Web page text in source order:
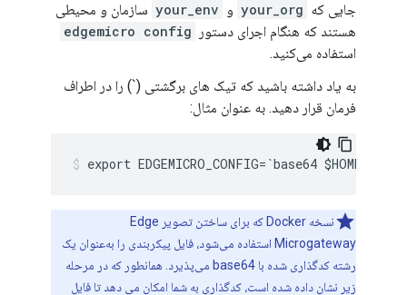
جایی که your_org و your_env سازمان و محیطی
هستند که هنگام اجرای دستور
edgemicro config
استفاده می‌کنید.
به یاد داشته باشید که تیک های برگشتی (`) را در اطراف
فرمان قرار دهید. به عنوان مثال:
export EDGEMICRO_CONFIG=`base64 $HOME/
نسخه Docker که برای ساختن تصویر Edge
Microgateway استفاده می‌شود، فایل پیکربندی را به‌عنوان یک
رشته کدگذاری شده با base64 می‌پذیرد. همانطور که در مرحله
زیر نشان داده شده است، کدگذاری به شما امکان می دهد تا فایل